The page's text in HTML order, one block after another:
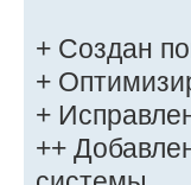
+ Создан
+
+
++